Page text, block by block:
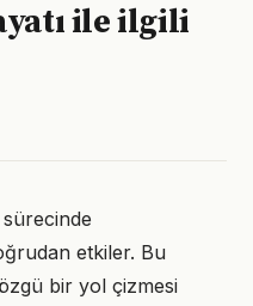
ile ilgili
sürecinde
etkiler. Bu
bir yol çizmesi